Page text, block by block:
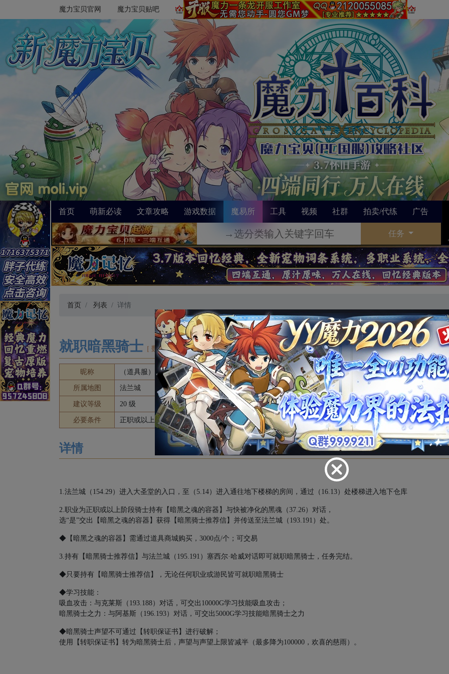
魔力宝贝官网 魔力宝贝贴吧
首页 萌新必读 文章攻略 游戏数据 魔易所 工具 视频 社群 拍卖/代练 广告
任务
首页 列表 详情
就职暗黑骑士 [ 数据有误？点我修改 ]
昵称 （道具服）暗黑骑士崛起 任务类型 职业就职任务
所属地图 法兰城 快被净化的黑魂
建议等级 20 级 可否重做 可重做
必要条件 正职或以上阶段骑士；持有【暗黑之魂的容器】
详情
1.法兰城（ 154.29）进入大圣堂的入口，至（ 5.14）进入通往地下楼梯的房间，通过（ 16.13）处楼梯进入地下仓库
2.职业为正职或以上阶段骑士持有【暗黑之魂的容器】与快被净化的黑魂（37.26）对话，
选“是”交出【暗黑之魂的容器】获得【暗黑骑士推荐信】并传送至法兰城（ 193.191 ）处。
◆【暗黑之魂的容器】需通过道具商城购买， 3000点/个；可交易
3.持有【暗黑骑士推荐信】与法兰城（ 195.191 ）塞西尔·哈威对话即可就职暗黑骑士，任务完结。
◆只要持有【暗黑骑士推荐信】，无论任何职业或游民皆可就职暗黑骑士
◆学习技能：
吸血攻击：与克莱斯（ 193.188）对话，可交出 10000G学习技能吸血攻击；
暗黑骑士之力：与阿基斯（ 196.193）对话，可交出 5000G学习技能暗黑骑士之力
◆暗黑骑士声望不可通过【转职保证书】进行破解；
使用【转职保证书】转为暗黑骑士后，声望与声望上限皆减半（最多降为100000 ，欢喜的慈雨）。